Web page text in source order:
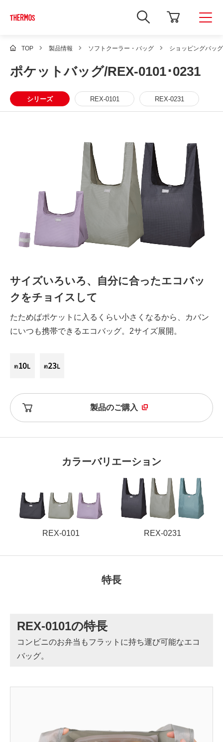
新
し
ィ
ン
ウ
で
サ
イ
ト
き
ま
す
TOP 製品情報 ソフトクーラー・バッグ ショッピングバッグ
ポケットバッグ/REX-0101･0231
シリーズ REX-0101 REX-0231
サイズいろいろ、自分に合ったエコバッ
クをチョイスして
たためばポケットに入るくらい小さくなるから、カバン
にいつも携帯できるエコバッグ。2サイズ展開。
製品のご購入
カラーバリエーション
REX-0101 REX-0231
特長
REX-0101の特長
コンビニのお弁当もフラットに持ち運び可能なエコ
バッグ。